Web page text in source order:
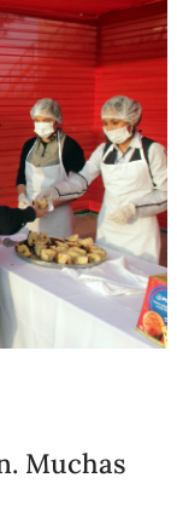
Muchas